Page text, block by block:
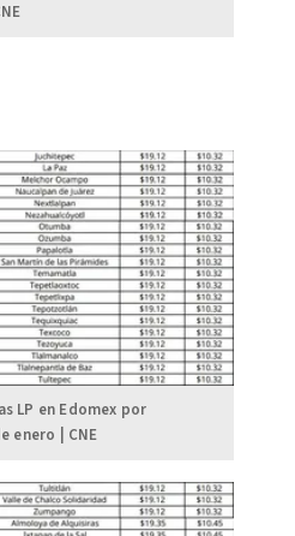
LP en Edomex por
enero | CNE